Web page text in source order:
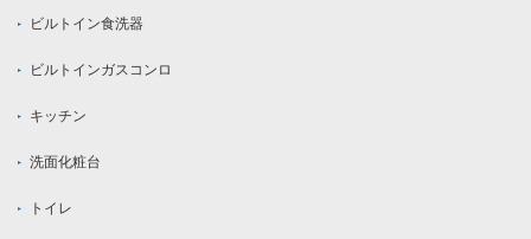
ビルトイン食洗器
ビルトインガスコンロ
キッチン
洗面化粧台
トイレ